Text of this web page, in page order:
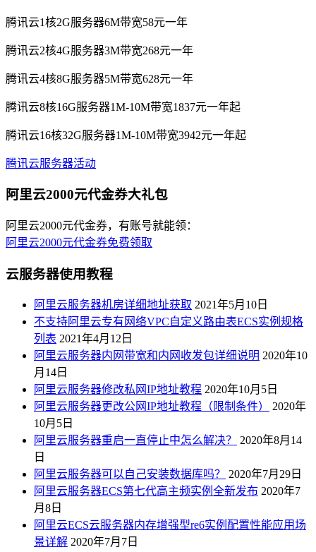
腾讯云1核2G服务器6M带宽58元一年
腾讯云2核4G服务器3M带宽268元一年
腾讯云4核8G服务器5M带宽628元一年
腾讯云8核16G服务器1M-10M带宽1837元一年起
腾讯云16核32G服务器1M-10M带宽3942元一年起
腾讯云服务器活动
阿里云2000元代金券大礼包
阿里云2000元代金券，有账号就能领：
阿里云2000元代金券免费领取
云服务器使用教程
阿里云服务器机房详细地址获取 2021年5月10日
不支持阿里云专有网络VPC自定义路由表ECS实例规格
列表 2021年4月12日
阿里云服务器内网带宽和内网收发包详细说明 2020年10
月14日
阿里云服务器修改私网IP地址教程 2020年10月5日
阿里云服务器更改公网IP地址教程（限制条件）
2020年
10月5日
阿里云服务器重启一直停止中怎么解决？
2020年8月14
日
阿里云服务器可以自己安装数据库吗？
2020年7月29日
阿里云服务器ECS第七代高主频实例全新发布 2020年7
月8日
阿里云ECS云服务器内存增强型re6实例配置性能应用场
景详解 2020年7月7日